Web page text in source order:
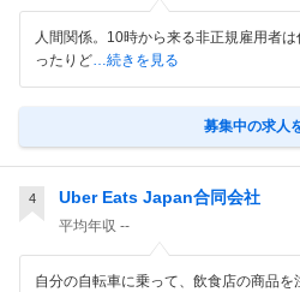
人間関係。10時から来る非正規雇用者
ったりど…続きを見る
募集中の求人
4 Uber Eats Japan合同会社
平均年収 --
自分の自転車に乗って、飲食店の商品